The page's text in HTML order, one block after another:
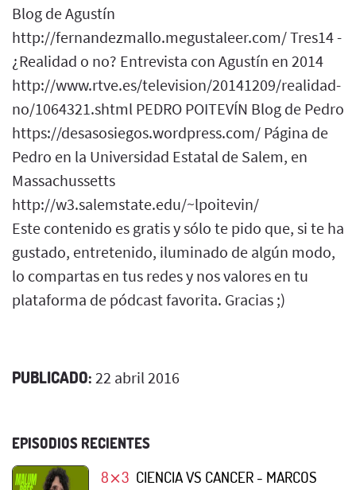
Blog de Agustín
http://fernandezmallo.megustaleer.com/ Tres14 -
¿Realidad o no? Entrevista con Agustín en 2014
http://www.rtve.es/television/20141209/realidad-
no/1064321.shtml PEDRO POITEVÍN Blog de Pedro
https://desasosiegos.wordpress.com/ Página de
Pedro en la Universidad Estatal de Salem, en
Massachussetts
http://w3.salemstate.edu/~lpoitevin/
Este contenido es gratis y sólo te pido que, si te ha
gustado, entretenido, iluminado de algún modo,
lo compartas en tus redes y nos valores en tu
plataforma de pódcast favorita. Gracias ;)
PUBLICADO: 22 abril 2016
EPISODIOS RECIENTES
8⨯3 CIENCIA VS CANCER - MARCOS